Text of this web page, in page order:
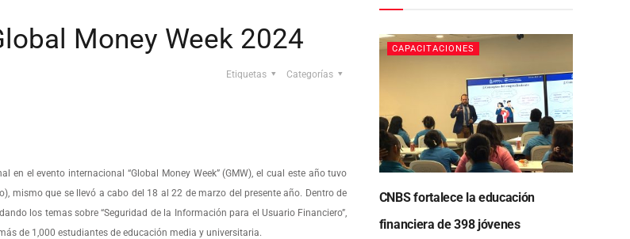
Money Week 2024
Categorías
Etiquetas
el evento internacional “Global Money Week” (GMW), el cual este año tuvo
mismo que se llevó a cabo del 18 al 22 de marzo del presente año. Dentro de
los temas sobre “Seguridad de la Información para el Usuario Financiero”,
de 1,000 estudiantes de educación media y universitaria.
CAPACITACIONES
CNBS fortalece la educación
financiera de 398 jóvenes